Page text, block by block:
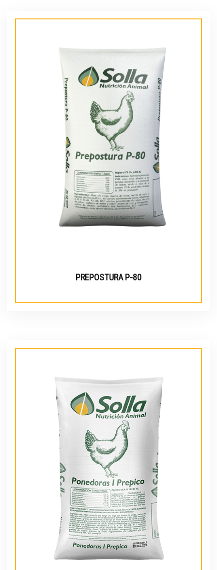
PREPOSTURA P-80